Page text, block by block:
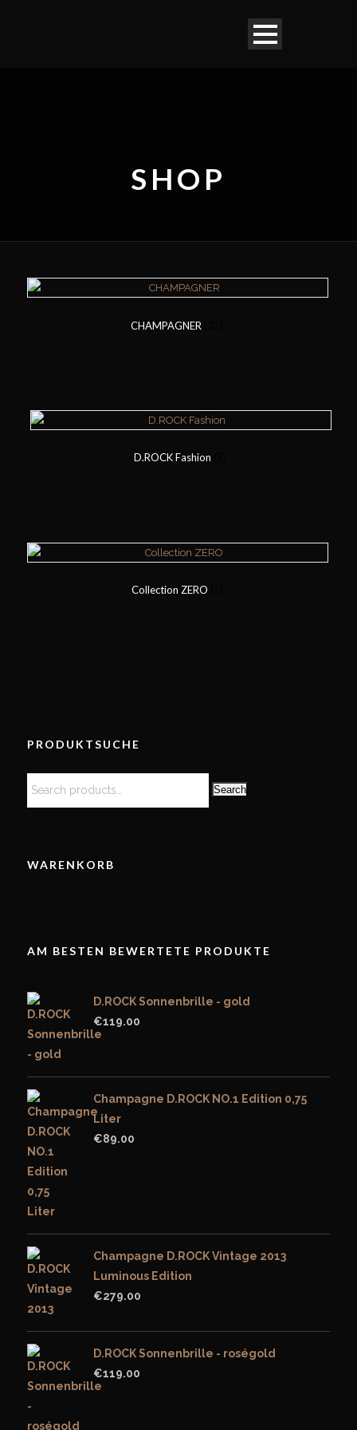
SHOP
CHAMPAGNER
D.ROCK Fashion
Collection ZERO
PRODUKTSUCHE
Search
WARENKORB
AM BESTEN BEWERTETE PRODUKTE
D.ROCK Sonnenbrille - gold
€119.00
Champagne D.ROCK NO.1 Edition 0,75
Liter
€89.00
Champagne D.ROCK Vintage 2013
Luminous Edition
€279.00
D.ROCK Sonnenbrille - roségold
€119.00